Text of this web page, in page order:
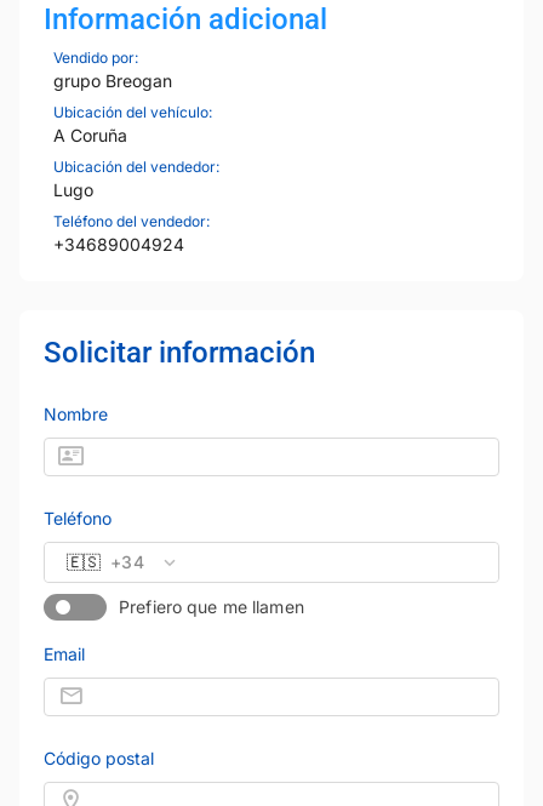
Información adicional
Vendido por:
grupo Breogan
Ubicación del vehículo:
A Coruña
Ubicación del vendedor:
Lugo
Teléfono del vendedor:
+34689004924
Solicitar información
Nombre
Teléfono
🇪🇸 +34
Prefiero que me llamen
Email
Código postal